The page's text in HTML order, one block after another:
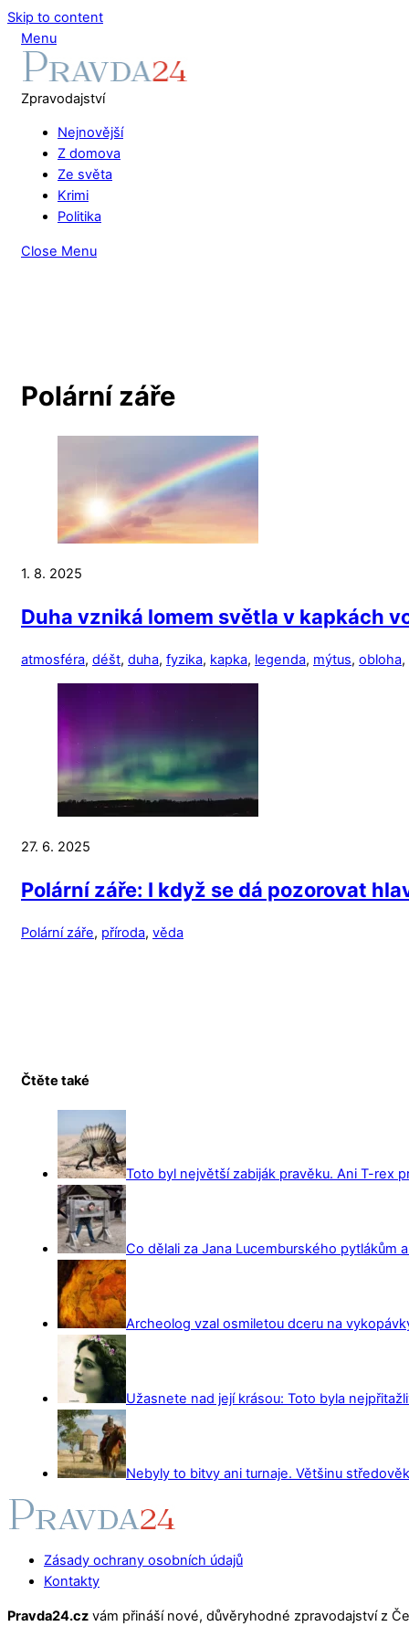
Skip to content
Menu
Zpravodajství
Nejnovější
Z domova
Ze světa
Krimi
Politika
Close Menu
Polární záře
1. 8. 2025
Duha vzniká lomem světla v kapkách
atmosféra, déšt, duha, fyzika, kapka, legenda, mýtus, obloha,
27. 6. 2025
Polární záře: I když se dá pozorovat
Polární záře, příroda, věda
Čtěte také
Toto byl největší zabiják pravěku. Ani T-rex
Co dělali za Jana Lucemburského pytlákům
Archeolog vzal osmiletou dceru na
Užasnete nad její krásou: Toto byla
Nebyly to bitvy ani turnaje. Většinu
Zásady ochrany osobních údajů
Kontakty
Pravda24.cz vám přináší nové, důvěryhodné zpravodajství z